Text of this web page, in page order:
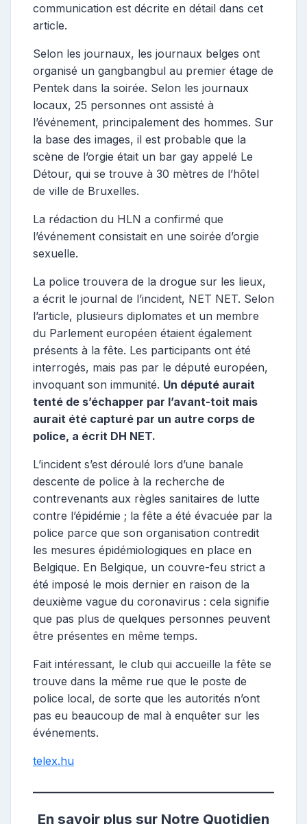
communication est décrite en détail dans cet
article.
Selon les journaux, les journaux belges ont
organisé un gangbangbul au premier étage de
Pentek dans la soirée. Selon les journaux
locaux, 25 personnes ont assisté à
l’événement, principalement des hommes. Sur
la base des images, il est probable que la
scène de l’orgie était un bar gay appelé Le
Détour, qui se trouve à 30 mètres de l’hôtel
de ville de Bruxelles.
La rédaction du HLN a confirmé que
l’événement consistait en une soirée d’orgie
sexuelle.
La police trouvera de la drogue sur les lieux,
a écrit le journal de l’incident, NET NET. Selon
l’article, plusieurs diplomates et un membre
du Parlement européen étaient également
présents à la fête. Les participants ont été
interrogés, mais pas par le député européen,
invoquant son immunité. Un député aurait
tenté de s’échapper par l’avant-toit mais
aurait été capturé par un autre corps de
police, a écrit DH NET.
L’incident s’est déroulé lors d’une banale
descente de police à la recherche de
contrevenants aux règles sanitaires de lutte
contre l’épidémie ; la fête a été évacuée par la
police parce que son organisation contredit
les mesures épidémiologiques en place en
Belgique. En Belgique, un couvre-feu strict a
été imposé le mois dernier en raison de la
deuxième vague du coronavirus : cela signifie
que pas plus de quelques personnes peuvent
être présentes en même temps.
Fait intéressant, le club qui accueille la fête se
trouve dans la même rue que le poste de
police local, de sorte que les autorités n’ont
pas eu beaucoup de mal à enquêter sur les
événements.
telex.hu
En savoir plus sur Notre Quotidien